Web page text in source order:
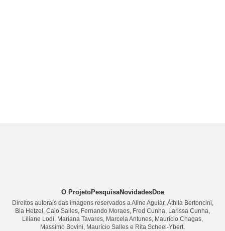
O ProjetoPesquisaNovidadesDoe
Direitos autorais das imagens reservados a Aline Aguiar, Áthila Bertoncini,
Bia Hetzel, Caio Salles, Fernando Moraes, Fred Cunha, Larissa Cunha,
Liliane Lodi, Mariana Tavares, Marcela Antunes, Maurício Chagas,
Massimo Bovini, Maurício Salles e Rita Scheel-Ybert.